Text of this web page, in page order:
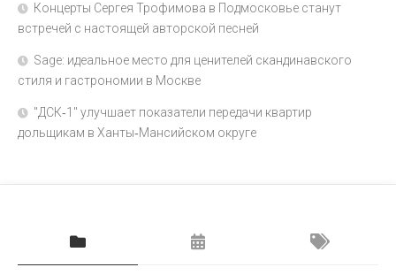
Концерты Сергея Трофимова в Подмосковье станут
встречей с настоящей авторской песней
Sage: идеальное место для ценителей скандинавского
стиля и гастрономии в Москве
"ДСК‑1" улучшает показатели передачи квартир
дольщикам в Ханты‑Мансийском округе